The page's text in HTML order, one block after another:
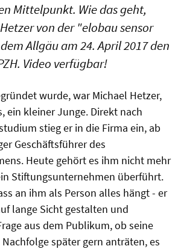
Mittelpunkt. Wie das geht,
von der "elobau sensor
Allgäu am 24. April 2017 den
Video verfügbar!
wurde, war Michael Hetzer,
ein kleiner Junge. Direkt nach
stieg er in die Firma ein, ab
Geschäftsführer des
Heute gehört es ihm nicht mehr
Stiftungsunternehmen überführt.
an ihm als Person alles hängt - er
lange Sicht gestalten und
aus dem Publikum, ob seine
später gern anträten, es